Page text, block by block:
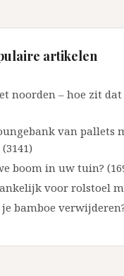
artikelen
noorden – hoe zit dat
van pallets
boom in uw tuin?
voor rolstoel
bamboe